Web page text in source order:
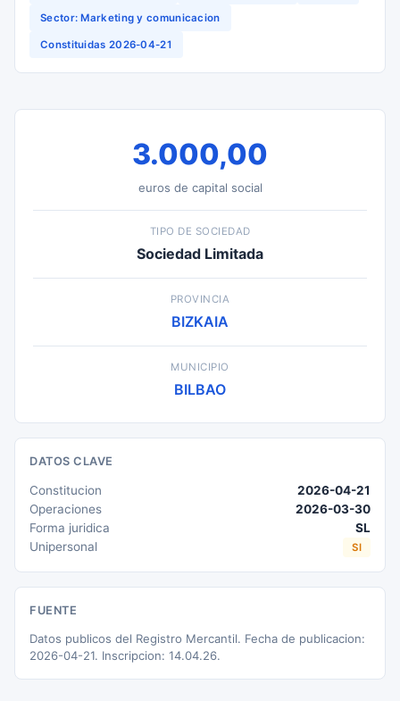
Sector: Marketing y comunicacion
Constituidas 2026-04-21
3.000,00
euros de capital social
TIPO DE SOCIEDAD
Sociedad Limitada
PROVINCIA
BIZKAIA
MUNICIPIO
BILBAO
DATOS CLAVE
Constitucion
2026-04-21
Operaciones
2026-03-30
Forma juridica
SL
Unipersonal
SI
FUENTE
Datos publicos del Registro Mercantil. Fecha de publicacion:
2026-04-21. Inscripcion: 14.04.26.